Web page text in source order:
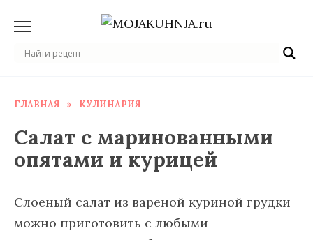
содержанию
ГЛАВНАЯ » КУЛИНАРИЯ
Салат с маринованными
опятами и курицей
Слоеный салат из вареной куриной грудки
можно приготовить с любыми